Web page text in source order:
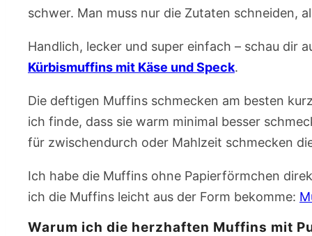
schwer. Man muss nur die Zutaten schneiden,
Handlich, lecker und super einfach – schau dir
Kürbismuffins mit Käse und Speck.
Die deftigen Muffins schmecken am besten
ich finde, dass sie warm minimal besser
für zwischendurch oder Mahlzeit schmecken
Ich habe die Muffins ohne Papierförmchen
ich die Muffins leicht aus der Form bekomme:
Warum ich die herzhaften Muffins mit